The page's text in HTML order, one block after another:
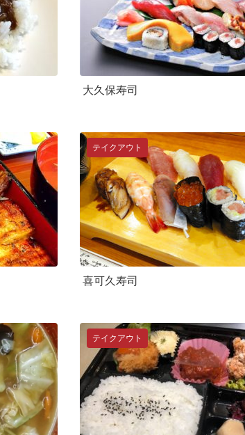
大久保寿司
テイクアウト
喜可久寿司
テイクアウト